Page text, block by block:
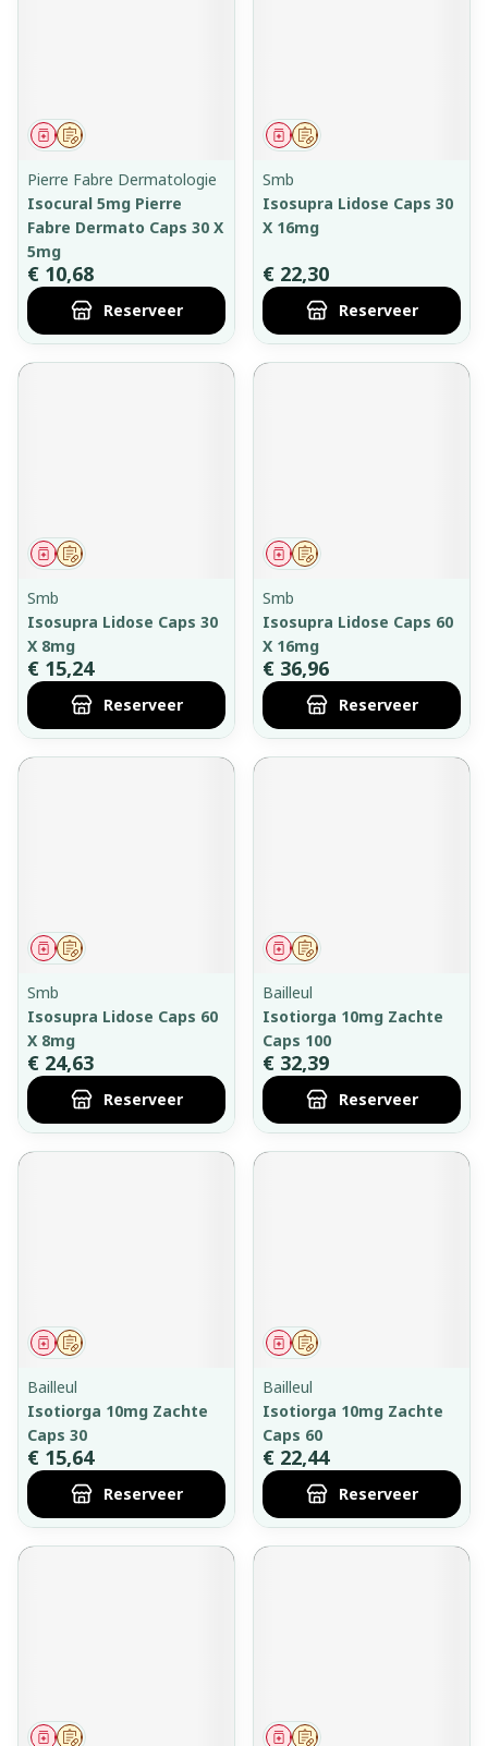
Op voorschrift
Geneesmiddel
Pierre Fabre Dermatologie
Isocural 5mg Pierre
Fabre Dermato Caps 30 X
5mg
€ 10,68
Reserveer
Op voorschrift
Geneesmiddel
Smb
Isosupra Lidose Caps 30
X 16mg
€ 22,30
Reserveer
Op voorschrift
Geneesmiddel
Smb
Isosupra Lidose Caps 30
X 8mg
€ 15,24
Reserveer
Op voorschrift
Geneesmiddel
Smb
Isosupra Lidose Caps 60
X 16mg
€ 36,96
Reserveer
Op voorschrift
Geneesmiddel
Smb
Isosupra Lidose Caps 60
X 8mg
€ 24,63
Reserveer
Op voorschrift
Geneesmiddel
Bailleul
Isotiorga 10mg Zachte
Caps 100
€ 32,39
Reserveer
Op voorschrift
Geneesmiddel
Bailleul
Isotiorga 10mg Zachte
Caps 30
€ 15,64
Reserveer
Op voorschrift
Geneesmiddel
Bailleul
Isotiorga 10mg Zachte
Caps 60
€ 22,44
Reserveer
Op voorschrift
Geneesmiddel Op voorschrift
Geneesmiddel